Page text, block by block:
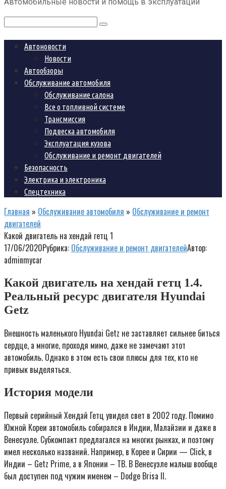
Поиск:
Автоновости
Новости
Автообзоры
Обслуживание автомобиля
Обслуживание салона
Все о топливной системе
Трансмиссия
Подвеска автомобиля
Эксплуатация кузова
Обслуживание и ремонт двигателей
Безопасность
Электрика и электроника
Спецтехника
Главная » Обслуживание автомобиля » Обслуживание и ремонт
двигателей
Какой двигатель на хендай гетц 1
17/06/2020Рубрика: Обслуживание и ремонт двигателейАвтор:
adminmycar
Какой двигатель на хендай гетц 1.4.
Реальный ресурс двигателя Hyundai
Getz
Внешность маленького Hyundai Getz не заставляет сильнее биться
сердце, а многие, проходя мимо, даже не замечают этот
автомобиль. Однако в этом есть свои плюсы для тех, кто не
привык выделяться.
История модели
Первый серийный Хендай Гетц увидел свет в 2002 году. Помимо
Южной Кореи автомобиль собирался в Индии, Малайзии и даже в
Венесуэле. Субкомпакт предлагался на многих рынках, и поэтому
имел несколько названий. Например, в Корее и Сирии — Click, в
Индии – Getz Prime, а в Японии – ТВ. В Венесуэле малыш вообще
был доступен под чужим именем – Dodge Brisa II.